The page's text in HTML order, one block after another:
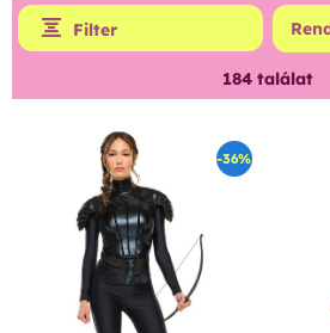
Filter
184 találat
-36%